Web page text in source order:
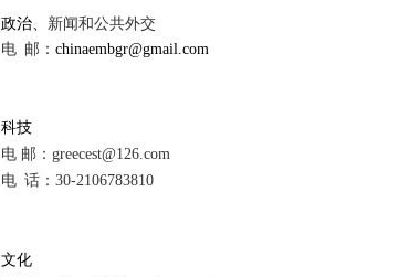
政治、 新闻和公共外交
电 邮： chinaembgr@gmail.com
科技
电 邮： greecest@126.com
电 话：30-2106783810
文化